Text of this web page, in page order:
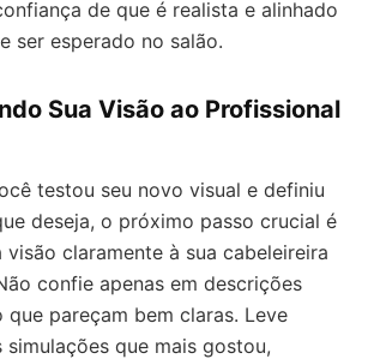
de que é realista e alinhado
ser esperado no salão.
Sua Visão ao Profissional
testou seu novo visual e definiu
deseja, o próximo passo crucial é
visão claramente à sua cabeleireira
confie apenas em descrições
que pareçam bem claras. Leve
simulações que mais gostou,